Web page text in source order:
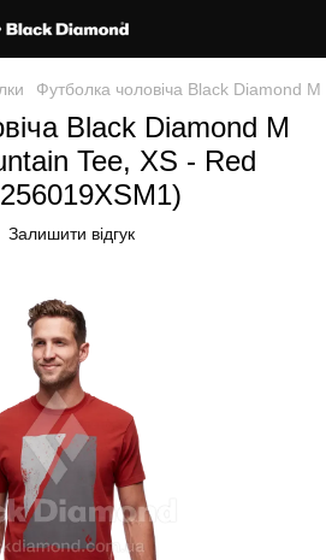
Футболка чоловіча Black Diamond
Black Diamond M
Tee, XS - Red
Залишити відгук